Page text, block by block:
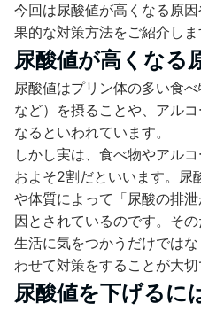
今回は尿酸値が高くなる原
果的な対策方法をご紹介しま
尿酸値が高くなる
尿酸値はプリン体の多い食
など）を摂ることや、アル
なるといわれています。
しかし実は、食べ物やアル
およそ2割だといいます。尿
や体質によって「尿酸の排
因とされているのです。そ
生活に気をつかうだけでは
わせて対策をすることが大切
尿酸値を下げるに